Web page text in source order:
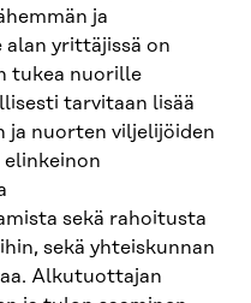
ja
yrittäjissä on
tukea nuorille
tarvitaan lisää
ja nuorten viljelijöiden
elinkeinon
sekä rahoitusta
sekä yhteiskunnan
Alkutuottajan